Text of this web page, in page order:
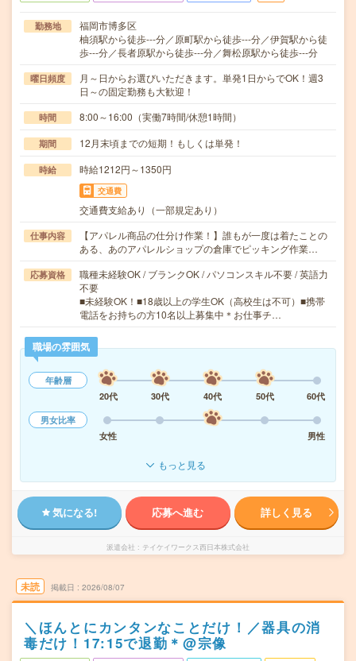
勤務地
福岡市博多区
柚須駅から徒歩---分／原町駅から徒歩---分／伊賀駅から徒
歩---分／長者原駅から徒歩---分／舞松原駅から徒歩---分
曜日頻度
月～日からお選びいただきます。単発1日からでOK！週3
日～の固定勤務も大歓迎！
時間 8:00～16:00（実働7時間/休憩1時間）
期間 12月末頃までの短期！もしくは単発！
時給 時給1212円～1350円
交通費
交通費支給あり（一部規定あり）
仕事内容
【アパレル商品の仕分け作業！】誰もが一度は着たことの
ある、あのアパレルショップの倉庫でピッキング作業…
応募資格
職種未経験OK / ブランクOK / パソコンスキル不要 / 英語力
不要
■未経験OK！■18歳以上の学生OK（高校生は不可）■携帯
電話をお持ちの方10名以上募集中＊お仕事チ…
職場の雰囲気
年齢層
20代
30代 40代 50代
60代
男女比率
女性
男性
もっと見る
気になる! 応募へ進む 詳しく見る
派遣会社 テイケイワークス西日本株式会社
未読 掲載日 2026/08/07
＼ほんとにカンタンなことだけ！／器具の消
毒だけ！17:15で退勤＊@宗像